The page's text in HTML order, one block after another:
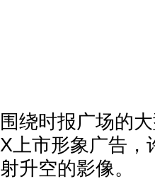
围绕时报广场的
X上市形象广告，
射升空的影像。